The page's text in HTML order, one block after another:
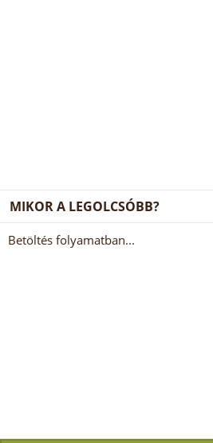
MIKOR A LEGOLCSÓBB?
Betöltés folyamatban...